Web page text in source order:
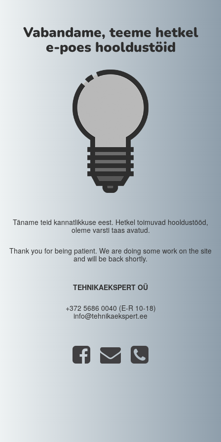
Vabandame, teeme hetkel
e-poes hooldustöid
Täname teid kannatlikkuse eest. Hetkel toimuvad hooldustööd,
oleme varsti taas avatud.
Thank you for being patient. We are doing some work on the site
and will be back shortly.
TEHNIKAEKSPERT OÜ
+372 5686 0040 (E-R 10-18)
info@tehnikaekspert.ee